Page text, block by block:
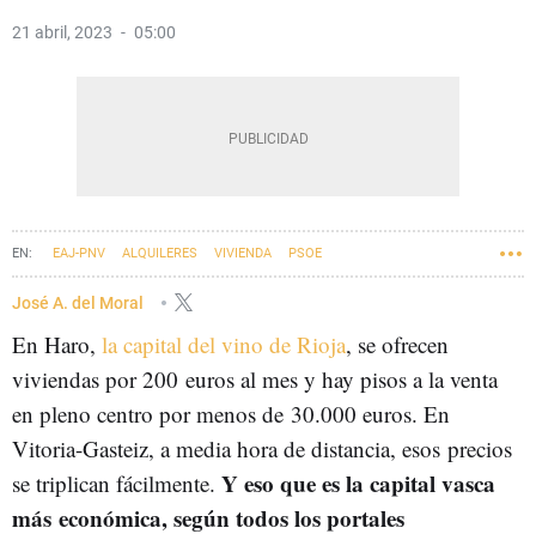
21 abril, 2023 05:00
EAJ-PNV ALQUILERES VIVIENDA PSOE
José A. del Moral
En Haro, la capital del vino de Rioja, se ofrecen
viviendas por 200 euros al mes y hay pisos a la venta
en pleno centro por menos de 30.000 euros. En
Vitoria-Gasteiz, a media hora de distancia, esos precios
se triplican fácilmente. Y eso que es la capital vasca
más económica, según todos los portales